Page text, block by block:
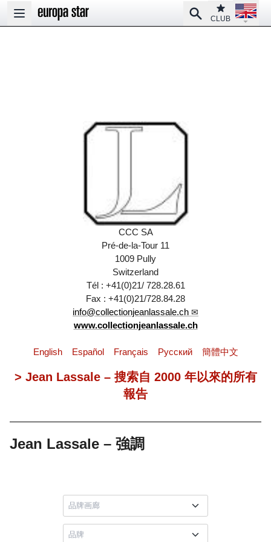
Open main menu
SearchClub
CLUB
Open
CCC SA
Pré-de-la-Tour 11
1009 Pully
Switzerland
Tél : +41(0)21/ 728.28.61
Fax : +41(0)21/728.84.28
info@collectionjeanlassale.ch
www.collectionjeanlassale.ch
English Español Français Pусский 簡體中文
> Jean Lassale – 搜索自 2000 年以來的所有
報告
Jean Lassale – 強調